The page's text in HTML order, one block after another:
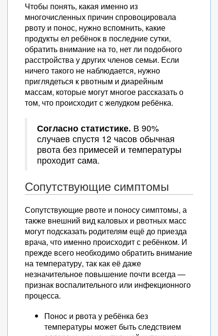
Чтобы понять, какая именно из
многочисленных причин спровоцировала
рвоту и понос, нужно вспомнить, какие
продукты ел ребёнок в последние сутки,
обратить внимание на то, нет ли подобного
расстройства у других членов семьи. Если
ничего такого не наблюдается, нужно
приглядеться к рвотным и диарейным
массам, которые могут многое рассказать о
том, что происходит с желудком ребёнка.
Согласно статистике. В 90%
случаев спустя 12 часов обычная
рвота без примесей и температуры
проходит сама.
Сопутствующие симптомы
Сопутствующие рвоте и поносу симптомы, а
также внешний вид каловых и рвотных масс
могут подсказать родителям ещё до приезда
врача, что именно происходит с ребёнком. И
прежде всего необходимо обратить внимание
на температуру, так как её даже
незначительное повышение почти всегда —
признак воспалительного или инфекционного
процесса.
Понос и рвота у ребёнка без
температуры может быть следствием